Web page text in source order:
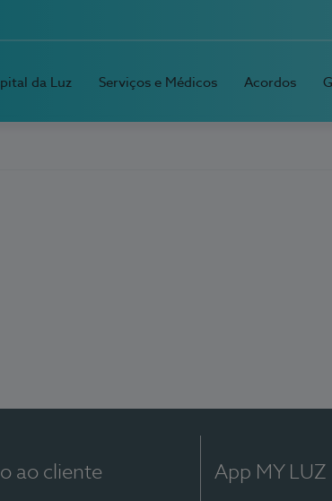
da Luz Serviços e Médicos Acordos
ao cliente App MY LUZ